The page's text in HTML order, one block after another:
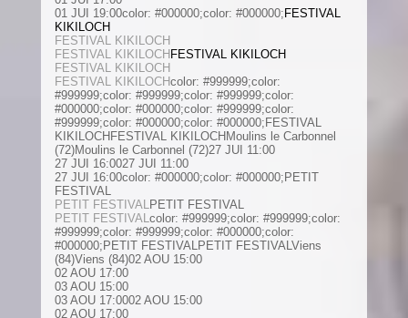
01 JUI 19:00color: #000000;color: #000000; FESTIVAL
KIKILOCH
FESTIVAL KIKILOCH
FESTIVAL KIKILOCH FESTIVAL KIKILOCH
FESTIVAL KIKILOCH
FESTIVAL KIKILOCHcolor: #999999;color:
#999999;color: #999999;color: #999999;color:
#000000;color: #000000;color: #999999;color:
#999999;color: #000000;color: #000000;FESTIVAL
KIKILOCHFESTIVAL KIKILOCHMoulins le Carbonnel
(72)Moulins le Carbonnel (72)27 JUI 11:00
27 JUI 16:0027 JUI 11:00
27 JUI 16:00color: #000000;color: #000000;PETIT
FESTIVAL
PETIT FESTIVALPETIT FESTIVAL
PETIT FESTIVALcolor: #999999;color: #999999;color:
#999999;color: #999999;color: #000000;color:
#000000;PETIT FESTIVALPETIT FESTIVALViens
(84)Viens (84)02 AOU 15:00
02 AOU 17:00
03 AOU 15:00
03 AOU 17:0002 AOU 15:00
02 AOU 17:00